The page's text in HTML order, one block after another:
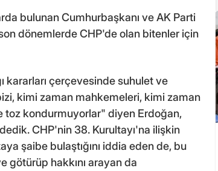
bulunan Cumhurbaşkanı ve AK Parti
dönemlerde CHP'de olan bitenler için
kararları çerçevesinde suhulet ve
kimi zaman mahkemeleri, kimi zaman
toz kondurmuyorlar" diyen Erdoğan,
CHP'nin 38. Kurultayı'na ilişkin
şaibe bulaştığını iddia eden de, bu
götürüp hakkını arayan da